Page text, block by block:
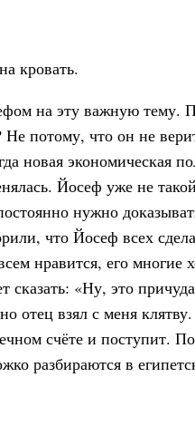
кровать.
на эту важную тему.
Не потому, что он не
новая экономическая
Йосеф уже не такой
нужно
что Йосеф всех
нравится, его многие
«Ну, это
отец взял с меня
счёте и поступит.
разбираются в